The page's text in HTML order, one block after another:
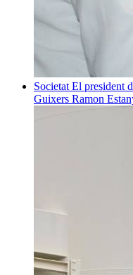
Societat El president
Guixers Ramon